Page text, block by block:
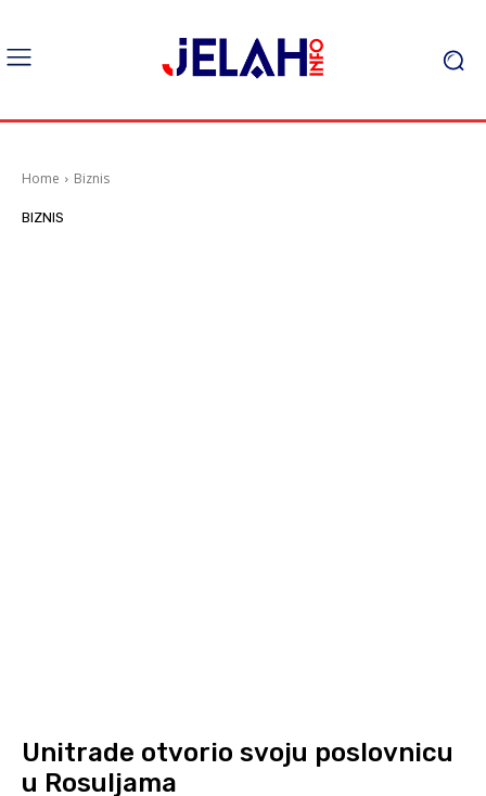
Home Biznis
BIZNIS
Unitrade otvorio svoju poslovnicu
u Rosuljama